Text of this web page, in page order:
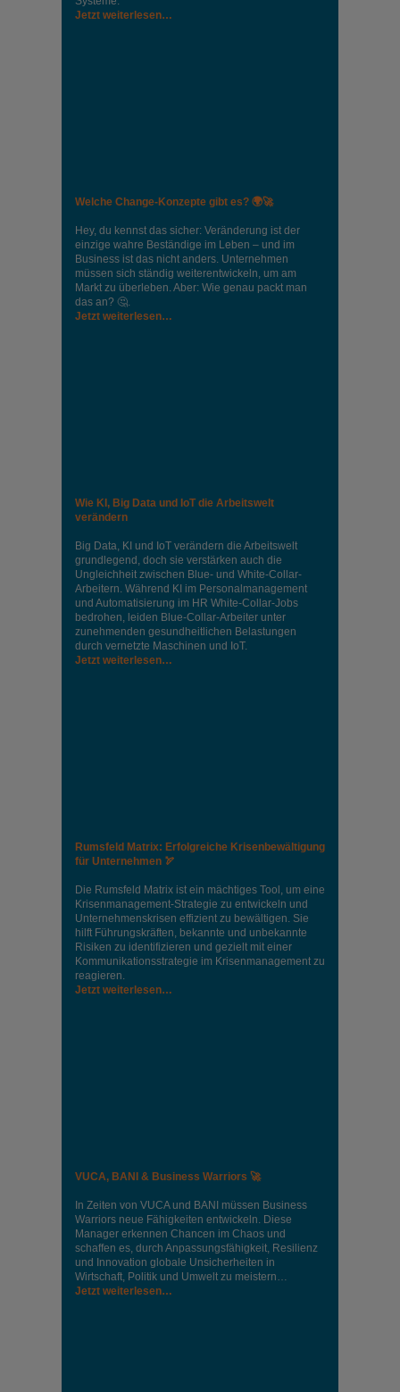
Jetzt weiterlesen…
Welche Change-Konzepte gibt es? 🌍🚀
Hey, du kennst das sicher: Veränderung ist der
einzige wahre Beständige im Leben – und im
Business ist das nicht anders. Unternehmen
müssen sich ständig weiterentwickeln, um am
Markt zu überleben. Aber: Wie genau packt man
das an? 🤔.
Jetzt weiterlesen…
Wie KI, Big Data und IoT die Arbeitswelt
verändern
Big Data, KI und IoT verändern die Arbeitswelt
grundlegend, doch sie verstärken auch die
Ungleichheit zwischen Blue- und White-Collar-
Arbeitern. Während KI im Personalmanagement
und Automatisierung im HR White-Collar-Jobs
bedrohen, leiden Blue-Collar-Arbeiter unter
zunehmenden gesundheitlichen Belastungen
durch vernetzte Maschinen und IoT.
Jetzt weiterlesen…
Rumsfeld Matrix: Erfolgreiche Krisenbewältigung
für Unternehmen 🏹
Die Rumsfeld Matrix ist ein mächtiges Tool, um eine
Krisenmanagement-Strategie zu entwickeln und
Unternehmenskrisen effizient zu bewältigen. Sie
hilft Führungskräften, bekannte und unbekannte
Risiken zu identifizieren und gezielt mit einer
Kommunikationsstrategie im Krisenmanagement zu
reagieren.
Jetzt weiterlesen…
VUCA, BANI & Business Warriors 🚀
In Zeiten von VUCA und BANI müssen Business
Warriors neue Fähigkeiten entwickeln. Diese
Manager erkennen Chancen im Chaos und
schaffen es, durch Anpassungsfähigkeit, Resilienz
und Innovation globale Unsicherheiten in
Wirtschaft, Politik und Umwelt zu meistern…
Jetzt weiterlesen…